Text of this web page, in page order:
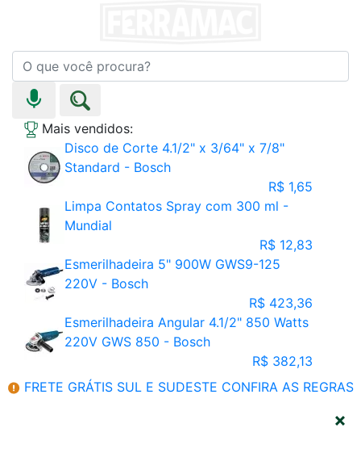
Mais vendidos:
Disco de Corte 4.1/2" x 3/64" x 7/8"
Standard - Bosch
R$ 1,65
Limpa Contatos Spray com 300 ml -
Mundial
R$ 12,83
Esmerilhadeira 5" 900W GWS9-125
220V - Bosch
R$ 423,36
Esmerilhadeira Angular 4.1/2" 850 Watts
220V GWS 850 - Bosch
R$ 382,13
FRETE GRÁTIS SUL E SUDESTE CONFIRA AS REGRAS